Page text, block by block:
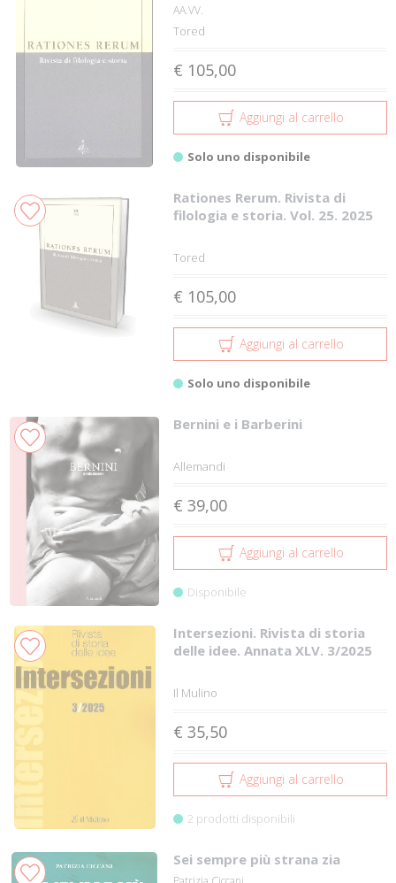
AA.VV.
Tored
€ 105,00
Aggiungi al carrello
Solo uno disponibile
Rationes Rerum. Rivista di
filologia e storia. Vol. 25. 2025
Tored
€ 105,00
Aggiungi al carrello
Solo uno disponibile
Bernini e i Barberini
Allemandi
€ 39,00
Aggiungi al carrello
Disponibile
Intersezioni. Rivista di storia
delle idee. Annata XLV. 3/2025
Il Mulino
€ 35,50
Aggiungi al carrello
2 prodotti disponibili
Sei sempre più strana zia